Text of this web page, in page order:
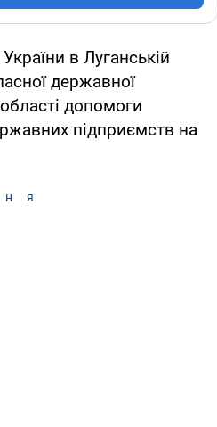
в Луганській
державної
допомоги
підприємств на